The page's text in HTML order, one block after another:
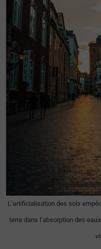
L’artificialisation des sols
terre dans l’absorption des